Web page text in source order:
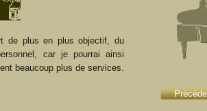
de plus en plus objectif, du
car je pourrai ainsi
beaucoup plus de services.